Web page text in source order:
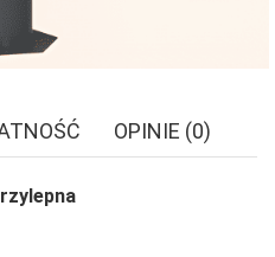
OPINIE (0)